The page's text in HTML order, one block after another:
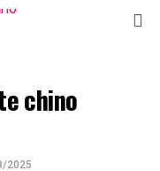
chino
2025